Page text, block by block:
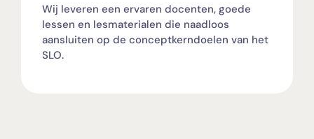
Wij leveren een ervaren docenten, goede
lessen en lesmaterialen die naadloos
aansluiten op de conceptkerndoelen van het
SLO.